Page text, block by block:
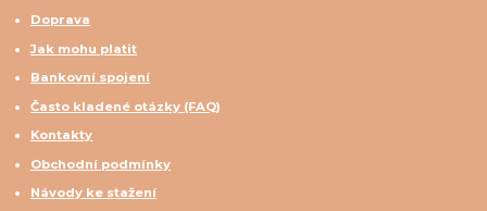
Doprava
Jak mohu platit
Bankovní spojení
Často kladené otázky (FAQ)
Kontakty
Obchodní podmínky
Návody ke stažení